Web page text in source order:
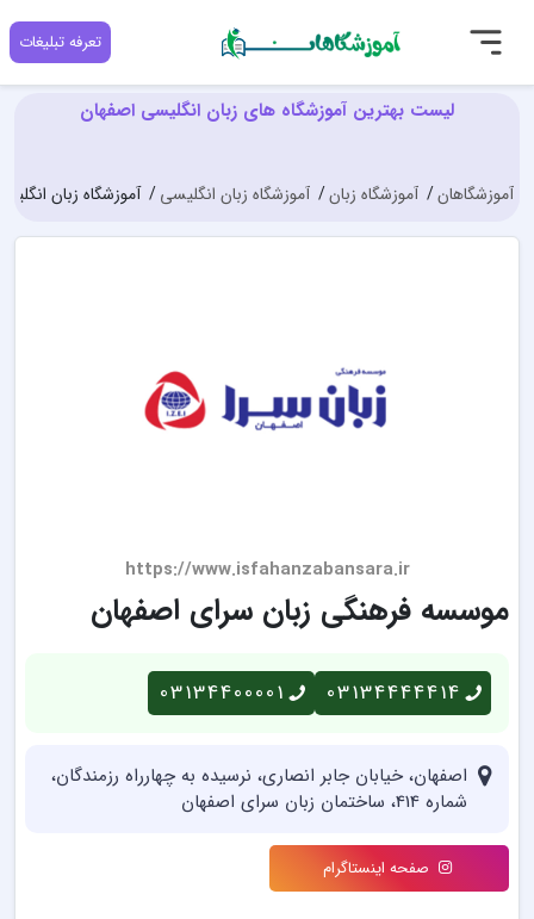
تعرفه تبلیغات
لیست بهترین آموزشگاه های زبان انگلیسی اصفهان
آموزشگاهان آموزشگاه زبان آموزشگاه زبان انگلیسی آموزشگاه زبان
https://www.isfahanzabansara.ir
موسسه فرهنگی زبان سرای اصفهان
03134444414
03134400001
اصفهان، خیابان جابر انصاری، نرسیده به چهارراه رزمندگان،
شماره 414، ساختمان زبان سرای اصفهان
صفحه اینستاگرام